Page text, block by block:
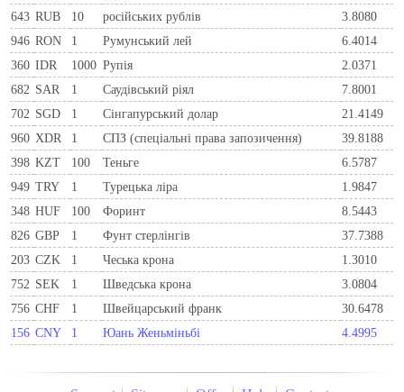
643 RUB 10 російських рублів
3.8080
946 RON 1 Румунський лей
6.4014
360 IDR 1000 Рупія
2.0371
682 SAR 1 Саудівський ріял
7.8001
702 SGD 1 Сінгапурський долар
21.4149
960 XDR 1 СПЗ (спеціальні права запозичення)
39.8188
398 KZT 100 Теньге
6.5787
949 TRY 1 Турецька ліра
1.9847
348 HUF 100 Форинт
8.5443
826 GBP 1 Фунт стерлінгів
37.7388
203 CZK 1 Чеська крона
1.3010
752 SEK 1 Шведська крона
3.0804
756 CHF 1 Швейцарський франк
30.6478
156 CNY 1 Юань Женьміньбі 4.4995